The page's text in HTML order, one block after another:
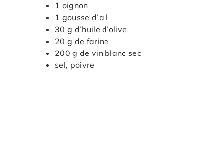
1 oignon
1 gousse d’ail
30 g d’huile d’olive
20 g de farine
200 g de vin blanc sec
sel, poivre